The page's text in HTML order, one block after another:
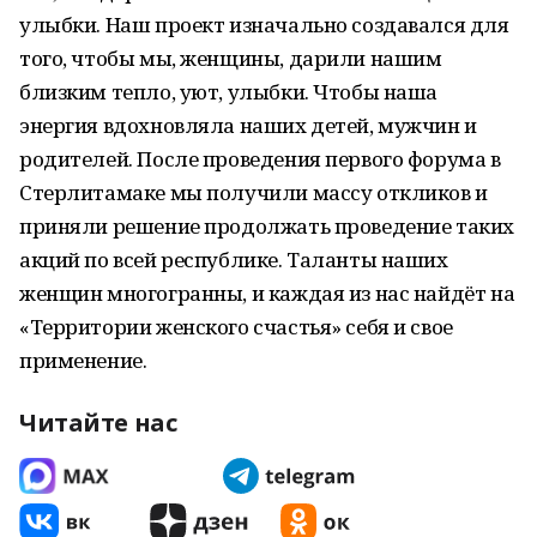
улыбки. Наш проект изначально создавался для
того, чтобы мы, женщины, дарили нашим
близким тепло, уют, улыбки. Чтобы наша
энергия вдохновляла наших детей, мужчин и
родителей. После проведения первого форума в
Стерлитамаке мы получили массу откликов и
приняли решение продолжать проведение таких
акций по всей республике. Таланты наших
женщин многогранны, и каждая из нас найдёт на
«Территории женского счастья» себя и свое
применение.
Читайте нас